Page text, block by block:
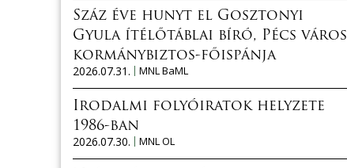
Száz éve hunyt el Gosztonyi
Gyula ítélőtáblai bíró, Pécs város
kormánybiztos-főispánja
2026.07.31.
MNL BaML
Irodalmi folyóiratok helyzete
1986-ban
2026.07.30.
MNL OL